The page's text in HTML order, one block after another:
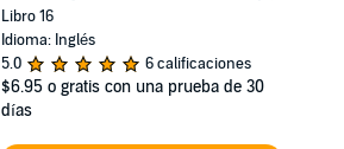
Libro 16
Idioma: Inglés
5.0
6 calificaciones
$6.95 o gratis con una prueba de 30
días